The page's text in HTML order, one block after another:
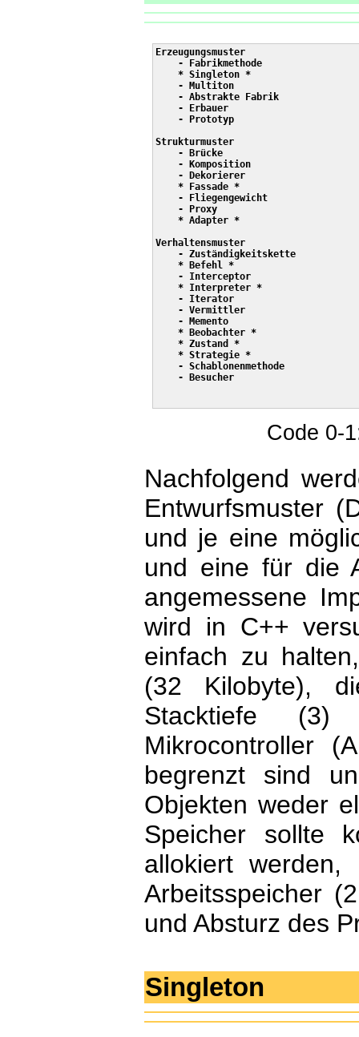
Erzeugungsmuster
    - Fabrikmethode
    * Singleton *
    - Multiton
    - Abstrakte Fabrik
    - Erbauer
    - Prototyp
Strukturmuster
    - Brücke
    - Komposition
    - Dekorierer
    * Fassade *
    - Fliegengewicht
    - Proxy
    * Adapter *
Verhaltensmuster
    - Zuständigkeitskette
    * Befehl *
    - Interceptor
    * Interpreter *
    - Iterator
    - Vermittler
    - Memento
    * Beobachter *
    * Zustand *
    * Strategie *
    - Schablonenmethode
    - Besucher
Code 0-
Nachfolgend
Entwurfsmuster
und je eine
und eine für die
angemessene
wird in C++
einfach zu
(32 Kilobyte),
Stacktiefe
Mikrocontroller
begrenzt sind
Objekten weder
Speicher sollte
allokiert
Arbeitsspeicher
und Absturz des
Singleton